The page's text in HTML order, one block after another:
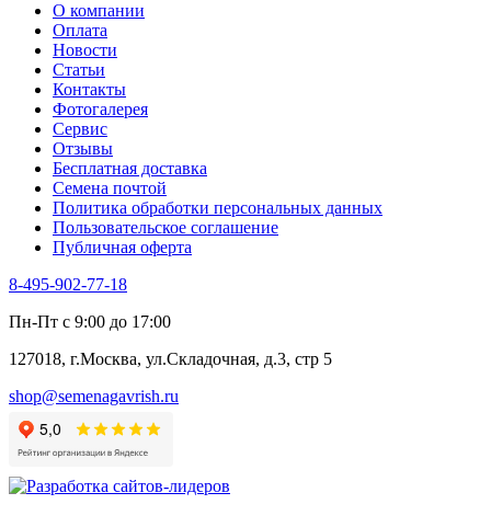
О компании
Оплата
Новости
Статьи
Контакты
Фотогалерея​
Сервис
Отзывы
Бесплатная доставка
Семена почтой
Политика обработки персональных данных
Пользовательское соглашение
Публичная оферта
8-495-902-77-18
Пн-Пт с 9:00 до 17:00
127018, г.Москва, ул.Складочная, д.3, стр 5
shop@semenagavrish.ru